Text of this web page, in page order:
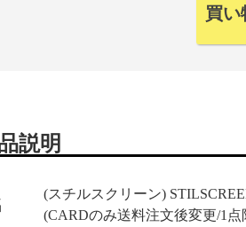
説明
(スチルスクリーン)
(CARDのみ送料注文後変更/1点